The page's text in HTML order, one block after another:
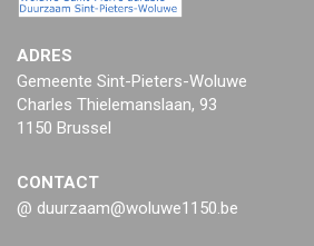
ADRES
Gemeente Sint-Pieters-Woluwe
Charles Thielemanslaan, 93
1150 Brussel
CONTACT
@ duurzaam@woluwe1150.be